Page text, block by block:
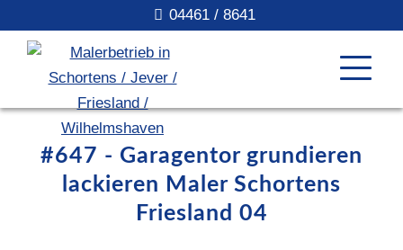
04461 / 8641
#647 - Garagentor grundieren
lackieren Maler Schortens
Friesland 04